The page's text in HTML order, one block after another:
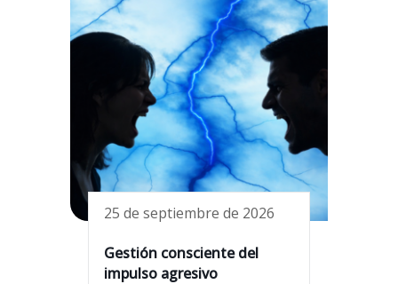
25 de septiembre de 2026
Gestión consciente del
impulso agresivo